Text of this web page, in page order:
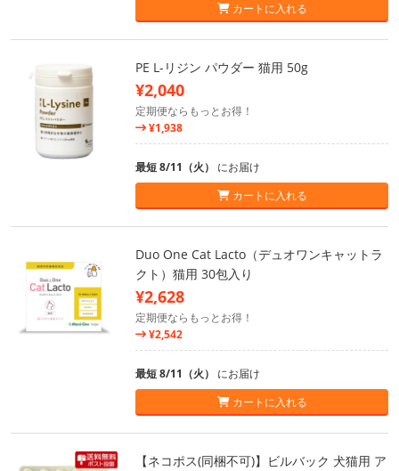
カートに入れる
PE L-リジン パウダー 猫用 50g
¥2,040
定期便ならもっとお得！
¥1,938
最短 8/11（火） にお届け
カートに入れる
Duo One Cat Lacto（デュオワンキャットラ
クト）猫用 30包入り
¥2,628
定期便ならもっとお得！
¥2,542
最短 8/11（火） にお届け
カートに入れる
【ネコポス(同梱不可)】ビルバック 犬猫用 ア